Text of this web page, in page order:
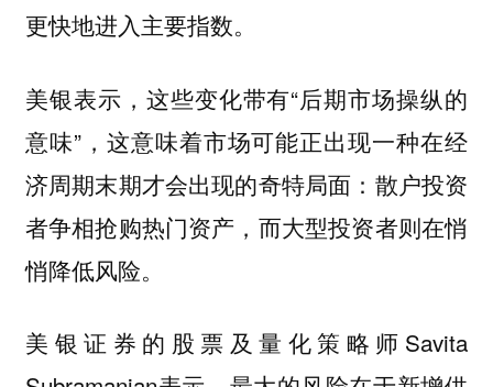
更快地进入主要指数。
美银表示，这些变化带有“后期市场操纵的
意味”，这意味着市场可能正出现一种在经
济周期末期才会出现的奇特局面：散户投资
者争相抢购热门资产，而大型投资者则在悄
悄降低风险。
美银证券的股票及量化策略师Savita